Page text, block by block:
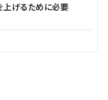
上げるために必要